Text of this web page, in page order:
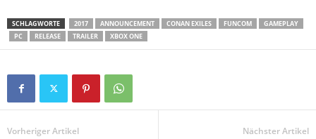
SCHLAGWORTE 2017 ANNOUNCEMENT CONAN EXILES FUNCOM
GAMEPLAY
PC
RELEASE TRAILER XBOX ONE
Vorheriger Artikel Nächster Artikel